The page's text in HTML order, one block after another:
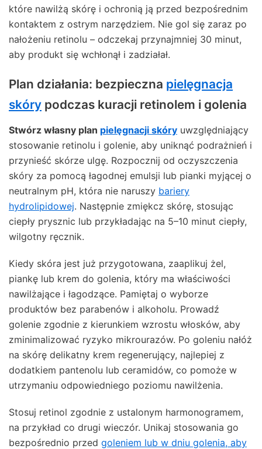
które nawilżą skórę i ochronią ją przed bezpośrednim
kontaktem z ostrym narzędziem. Nie gol się zaraz po
nałożeniu retinolu – odczekaj przynajmniej 30 minut,
aby produkt się wchłonął i zadziałał.
Plan działania: bezpieczna pielęgnacja
skóry podczas kuracji retinolem i golenia
Stwórz własny plan pielęgnacji skóry uwzględniający
stosowanie retinolu i golenie, aby uniknąć podrażnień i
przynieść skórze ulgę. Rozpocznij od oczyszczenia
skóry za pomocą łagodnej emulsji lub pianki myjącej o
neutralnym pH, która nie naruszy bariery
hydrolipidowej. Następnie zmiękcz skórę, stosując
ciepły prysznic lub przykładając na 5–10 minut ciepły,
wilgotny ręcznik.
Kiedy skóra jest już przygotowana, zaaplikuj żel,
piankę lub krem do golenia, który ma właściwości
nawilżające i łagodzące. Pamiętaj o wyborze
produktów bez parabenów i alkoholu. Prowadź
golenie zgodnie z kierunkiem wzrostu włosków, aby
zminimalizować ryzyko mikrourazów. Po goleniu nałóż
na skórę delikatny krem regenerujący, najlepiej z
dodatkiem pantenolu lub ceramidów, co pomoże w
utrzymaniu odpowiedniego poziomu nawilżenia.
Stosuj retinol zgodnie z ustalonym harmonogramem,
na przykład co drugi wieczór. Unikaj stosowania go
bezpośrednio przed goleniem lub w dniu golenia, aby